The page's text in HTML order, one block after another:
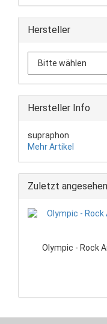
Hersteller
Hersteller Info
supraphon
Mehr Artikel
Zuletzt angesehen
Olympic - Rock